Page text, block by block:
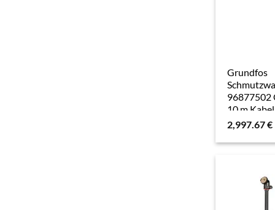
Grundfos
96877502
10 m Kabel,
2,997.67€